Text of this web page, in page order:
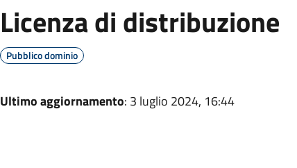
Licenza di distribuzione
Pubblico dominio
Ultimo aggiornamento: 3 luglio 2024, 16:44